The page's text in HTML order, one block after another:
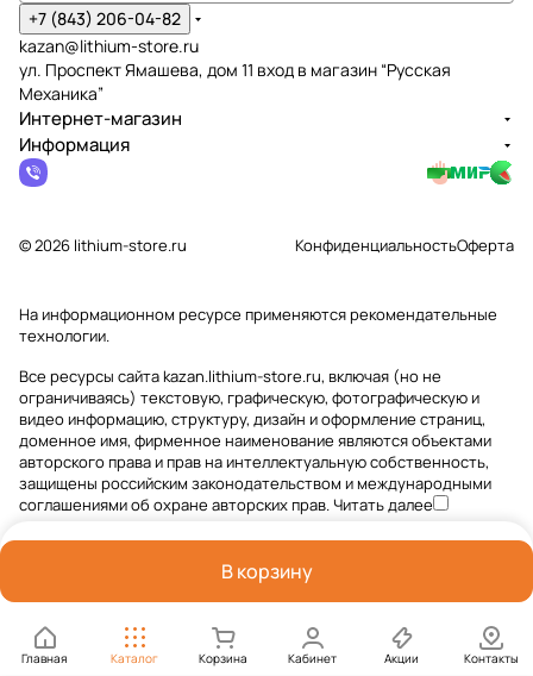
В корзину
Главная Каталог Корзина Кабинет Акции Контакты
+7 (843) 206-04-82
kazan@lithium-store.ru
ул. Проспект Ямашева, дом 11 вход в магазин “Русская
Механика”
Интернет-магазин
Информация
© 2026 lithium-store.ru КонфиденциальностьОферта
На информационном ресурсе применяютсярекомендательные
технологии.
Все ресурсы сайта kazan.lithium-store.ru, включая (но не
ограничиваясь) текстовую, графическую, фотографическую и
видео информацию, структуру, дизайн и оформление страниц,
доменное имя, фирменное наименование являются объектами
авторского права и прав на интеллектуальную собственность,
защищены российским законодательством и международными
соглашениями об охране авторских прав.Читать далее